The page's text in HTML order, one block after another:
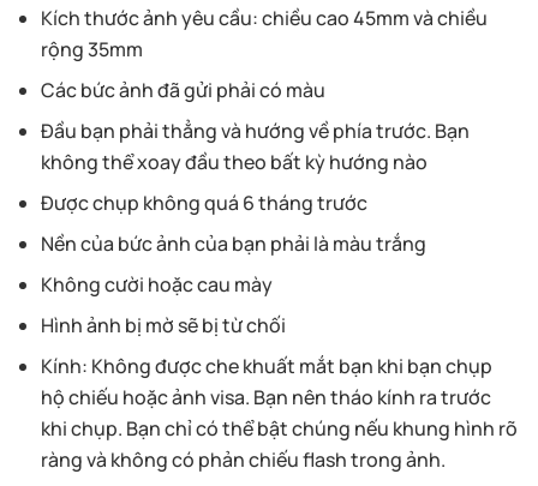
Kích thước ảnh yêu cầu: chiều cao 45mm và chiều
rộng 35mm
Các bức ảnh đã gửi phải có màu
Đầu bạn phải thẳng và hướng về phía trước. Bạn
không thể xoay đầu theo bất kỳ hướng nào
Được chụp không quá 6 tháng trước
Nền của bức ảnh của bạn phải là màu trắng
Không cười hoặc cau mày
Hình ảnh bị mờ sẽ bị từ chối
Kính: Không được che khuất mắt bạn khi bạn chụp
hộ chiếu hoặc ảnh visa. Bạn nên tháo kính ra trước
khi chụp. Bạn chỉ có thể bật chúng nếu khung hình rõ
ràng và không có phản chiếu flash trong ảnh.